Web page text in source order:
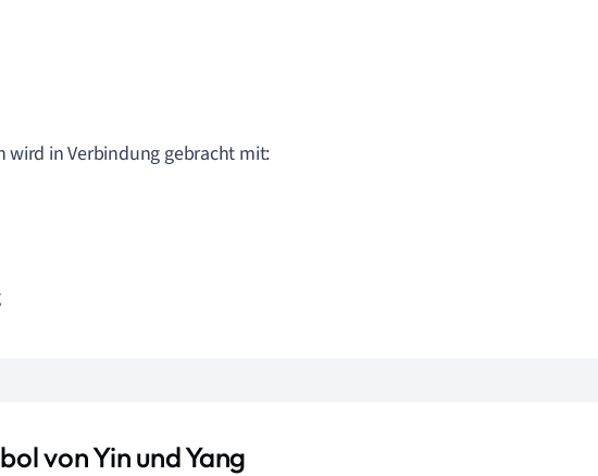
wird in Verbindung gebracht mit:
von Yin und Yang